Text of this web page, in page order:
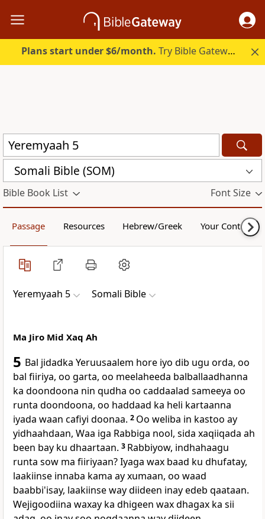
Plans start under $6/month. Try Bible Gateway Plus.
Somali Bible (SOM)
Bible Book List Font Size
Passage Resources Hebrew/Greek Your Content
Yeremyaah 5 Somali Bible
Ma Jiro Mid Xaq Ah
5 Bal jidadka Yeruusaalem hore iyo dib ugu orda, oo
bal fiiriya, oo garta, oo meelaheeda balballaadhanna
ka doondoona nin qudha oo caddaalad sameeya oo
runta doondoona, oo haddaad ka heli kartaanna
iyada waan cafiyi doonaa. 2 Oo weliba in kastoo ay
yidhaahdaan, Waa iga Rabbiga nool, sida xaqiiqada ah
been bay ku dhaartaan. 3 Rabbiyow, indhahaagu
runta sow ma fiiriyaan? Iyaga wax baad ku dhufatay,
laakiinse innaba kama ay xumaan, oo waad
baabbi'isay, laakiinse way diideen inay edeb qaataan.
Wejigoodiina waxay ka dhigeen wax dhagax ka sii